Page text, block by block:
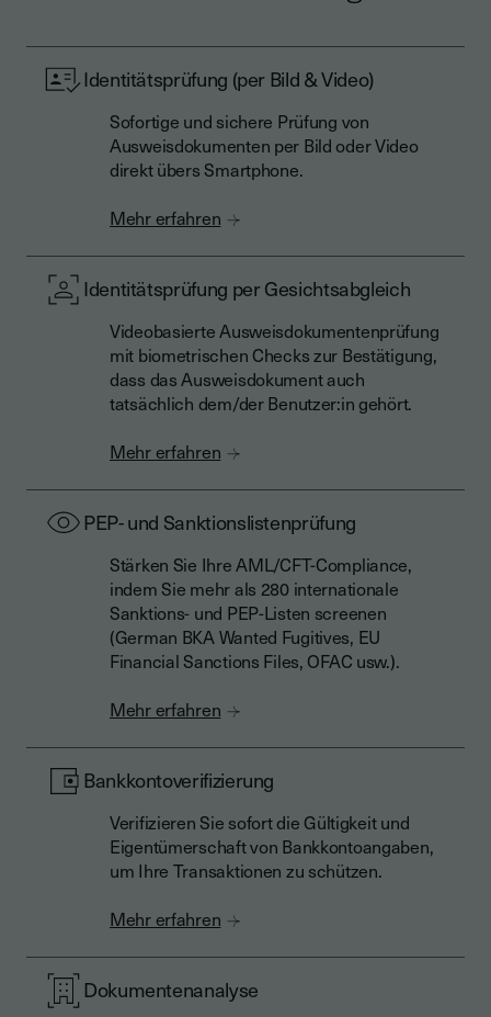
Identitätsprüfung (per Bild & Video)
Sofortige und sichere Prüfung von
Ausweisdokumenten per Bild oder Video
direkt übers Smartphone.
Mehr erfahren
Identitätsprüfung per Gesichtsabgleich
Videobasierte Ausweisdokumentenprüfung
mit biometrischen Checks zur Bestätigung,
dass das Ausweisdokument auch
tatsächlich dem/der Benutzer:in gehört.
Mehr erfahren
PEP- und Sanktionslistenprüfung
Stärken Sie Ihre AML/CFT-Compliance,
indem Sie mehr als 280 internationale
Sanktions- und PEP-Listen screenen
(German BKA Wanted Fugitives, EU
Financial Sanctions Files, OFAC usw.).
Mehr erfahren
Bankkontoverifizierung
Verifizieren Sie sofort die Gültigkeit und
Eigentümerschaft von Bankkontoangaben,
um Ihre Transaktionen zu schützen.
Mehr erfahren
Dokumentenanalyse